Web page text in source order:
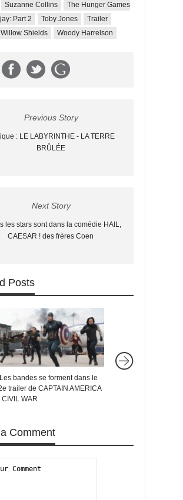
Suzanne Collins
The Hunger Games
Part 2
Toby Jones
Trailer
Willow Shields Woody Harrelson
Previous Story
: LE LABYRINTHE - LA TERRE
BRÛLÉE
Next Story
les stars sont dans la comédie HAIL,
CAESAR ! des frères Coen
Posts
Les bandes se forment dans le
trailer de CAPTAIN AMERICA
CIVIL WAR
Comment